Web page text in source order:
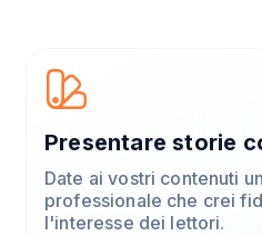
Presentare storie
Date ai vostri contenuti
professionale che crei
l'interesse dei lettori.